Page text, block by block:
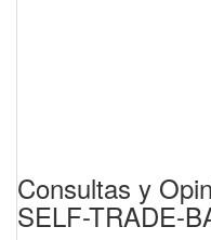
Consultas y
SELF-TRADE-